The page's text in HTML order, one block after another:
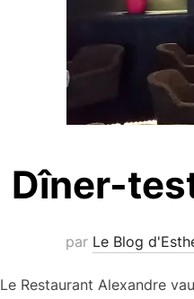
Dîner-
par Le Blog
Le Restaurant Alexandre